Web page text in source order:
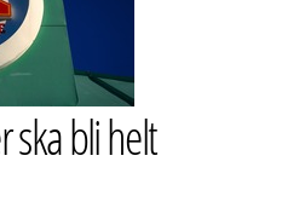
ska bli helt